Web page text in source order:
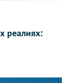
реалиях: